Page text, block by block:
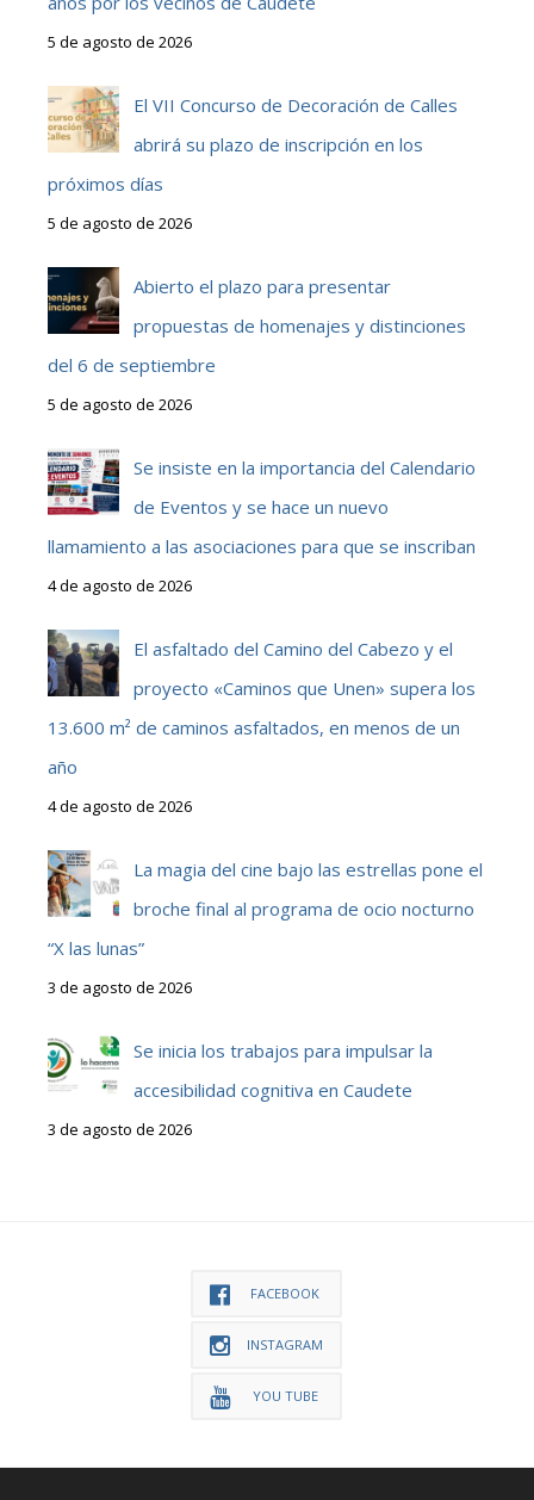
5 de agosto de 2026
El VII Concurso de Decoración de Calles
abrirá su plazo de inscripción en los
próximos días
5 de agosto de 2026
Abierto el plazo para presentar
propuestas de homenajes y distinciones
del 6 de septiembre
5 de agosto de 2026
Se insiste en la importancia del Calendario
de Eventos y se hace un nuevo
llamamiento a las asociaciones para que se inscriban
4 de agosto de 2026
El asfaltado del Camino del Cabezo y el
proyecto «Caminos que Unen» supera los
13.600 m² de caminos asfaltados, en menos de un
año
4 de agosto de 2026
La magia del cine bajo las estrellas pone el
broche final al programa de ocio nocturno
“X las lunas”
3 de agosto de 2026
Se inicia los trabajos para impulsar la
accesibilidad cognitiva en Caudete
3 de agosto de 2026
FACEBOOK
INSTAGRAM
YOU TUBE